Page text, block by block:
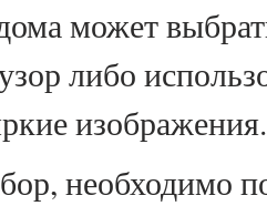
может
либо
изображения.
необходимо